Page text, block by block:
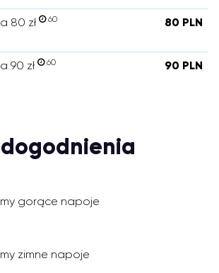
80 zł
60
80 PLN
90 zł
60
90 PLN
gorące napoje
zimne napoje